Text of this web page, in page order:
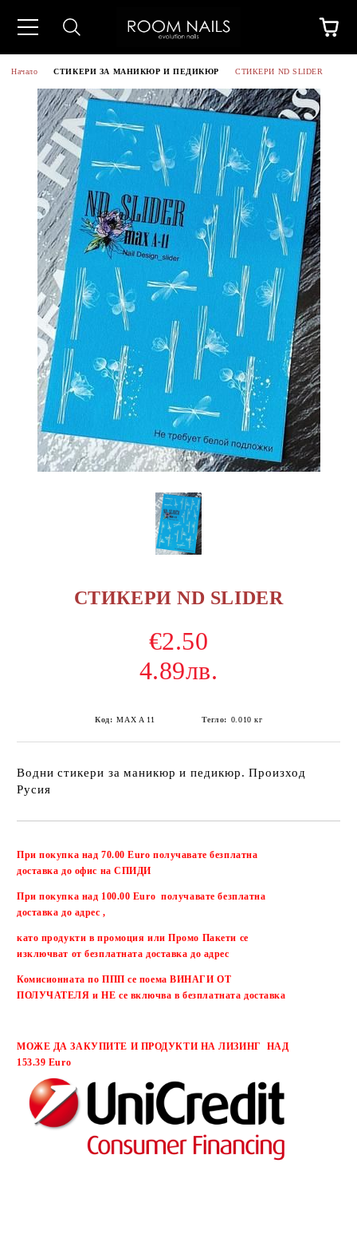
Начало СТИКЕРИ ЗА МАНИКЮР И ПЕДИКЮР СТИКЕРИ ND SLIDER
СТИКЕРИ ND SLIDER
€2.50
4.89лв.
Код: MAX A 11 Тегло: 0.010 кг
Водни стикери за маникюр и педикюр. Произход
Русия
При покупка над 70.00 Euro получавате безплатна
доставка до офис на СПИДИ
При покупка над 100.00 Euro получавате безплатна
доставка до адрес ,
като продукти в промоция или Промо Пакети се
изключват от безплатната доставка до адрес
Комисионната по ППП се поема ВИНАГИ ОТ
ПОЛУЧАТЕЛЯ и НЕ се включва в безплатната доставка
МОЖЕ ДА ЗАКУПИТЕ И ПРОДУКТИ НА ЛИЗИНГ НАД
153.39 Euro